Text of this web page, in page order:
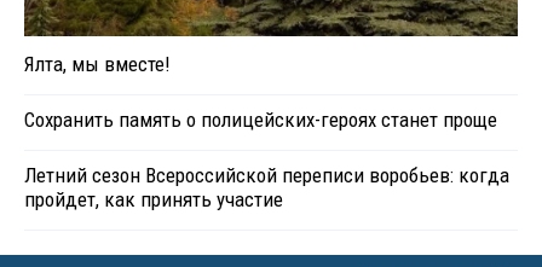
Ялта, мы вместе!
Сохранить память о полицейских-героях станет проще
Летний сезон Всероссийской переписи воробьев: когда
пройдет, как принять участие